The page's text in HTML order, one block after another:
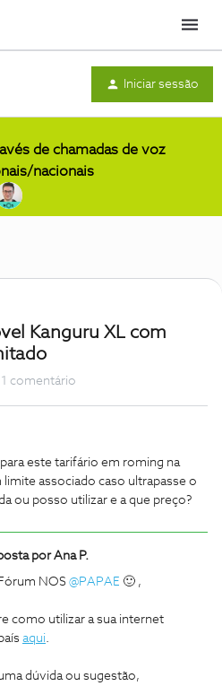
Menu
Iniciar sessão
de chamadas de voz
nacionais
Kanguru XL com
1 comentário
este tarifário em roming na
limite associado caso ultrapasse o
ou posso utilizar e a que preço?
porAna P.
NOS @PAPAE 🙂 ,
como utilizar a sua internet
aqui.
dúvida ou sugestão,